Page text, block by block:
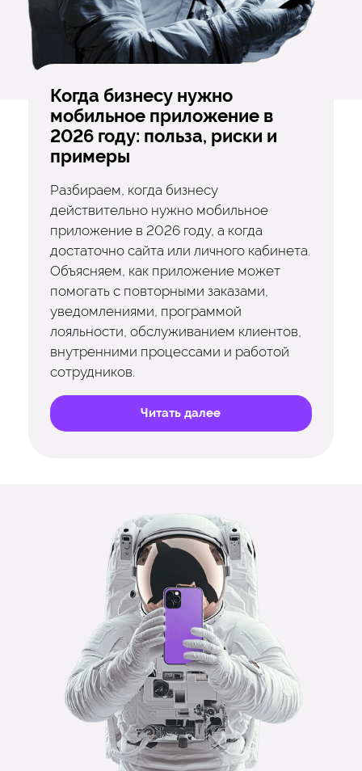
Когда бизнесу нужно
мобильное приложение в
2026 году: польза, риски и
примеры
Разбираем, когда бизнесу
действительно нужно мобильное
приложение в 2026 году, а когда
достаточно сайта или личного кабинета.
Объясняем, как приложение может
помогать с повторными заказами,
уведомлениями, программой
лояльности, обслуживанием клиентов,
внутренними процессами и работой
сотрудников.
Читать далее